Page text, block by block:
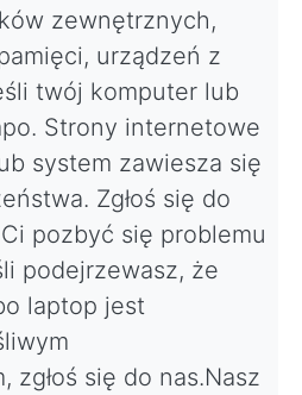
zewnętrznych,
urządzeń z
twój komputer lub
Strony internetowe
system zawiesza się
Zgłoś się do
pozbyć się problemu
podejrzewasz, że
laptop jest
zgłoś się do nas.Nasz